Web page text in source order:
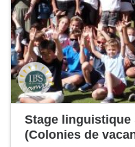
Stage
(Colonies de